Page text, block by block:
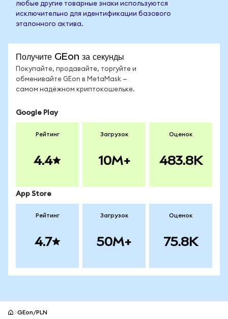
любые другие товарные знаки используются
исключительно для идентификации базового
эталонного актива.
Получите GEon за секунды
Покупайте, продавайте, торгуйте и
обменивайте GEon в MetaMask —
самом надёжном криптокошельке.
Google Play
Рейтинг
4.4
Загрузок
10M+
Оценок
483.8K
App Store
Рейтинг
4.7
Загрузок
50M+
Оценок
75.8K
GEon/PLN